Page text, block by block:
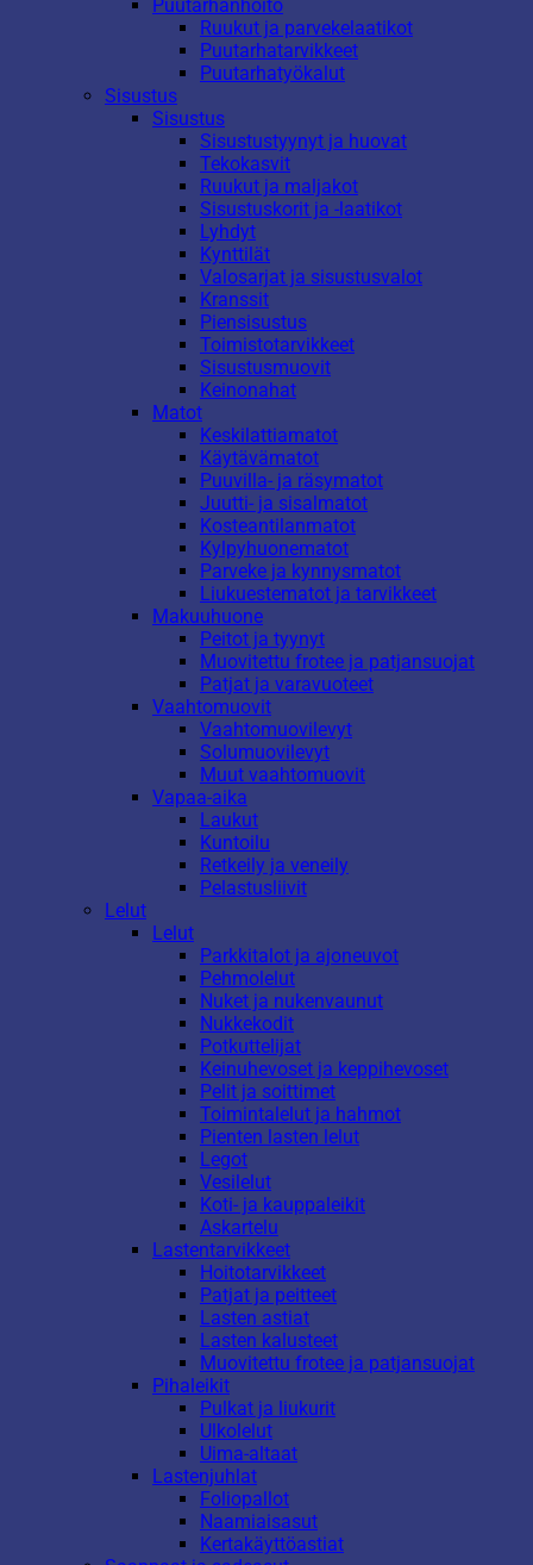
Puutarhanhoito
Ruukut ja parvekelaatikot
Puutarhatarvikkeet
Puutarhatyökalut
Sisustus
Sisustus
Sisustustyynyt ja huovat
Tekokasvit
Ruukut ja maljakot
Sisustuskorit ja -laatikot
Lyhdyt
Kynttilät
Valosarjat ja sisustusvalot
Kranssit
Piensisustus
Toimistotarvikkeet
Sisustusmuovit
Keinonahat
Matot
Keskilattiamatot
Käytävämatot
Puuvilla- ja räsymatot
Juutti- ja sisalmatot
Kosteantilanmatot
Kylpyhuonematot
Parveke ja kynnysmatot
Liukuestematot ja tarvikkeet
Makuuhuone
Peitot ja tyynyt
Muovitettu frotee ja patjansuojat
Patjat ja varavuoteet
Vaahtomuovit
Vaahtomuovilevyt
Solumuovilevyt
Muut vaahtomuovit
Vapaa-aika
Laukut
Kuntoilu
Retkeily ja veneily
Pelastusliivit
Lelut
Lelut
Parkkitalot ja ajoneuvot
Pehmolelut
Nuket ja nukenvaunut
Nukkekodit
Potkuttelijat
Keinuhevoset ja keppihevoset
Pelit ja soittimet
Toimintalelut ja hahmot
Pienten lasten lelut
Legot
Vesilelut
Koti- ja kauppaleikit
Askartelu
Lastentarvikkeet
Hoitotarvikkeet
Patjat ja peitteet
Lasten astiat
Lasten kalusteet
Muovitettu frotee ja patjansuojat
Pihaleikit
Pulkat ja liukurit
Ulkolelut
Uima-altaat
Lastenjuhlat
Foliopallot
Naamiaisasut
Kertakäyttöastiat